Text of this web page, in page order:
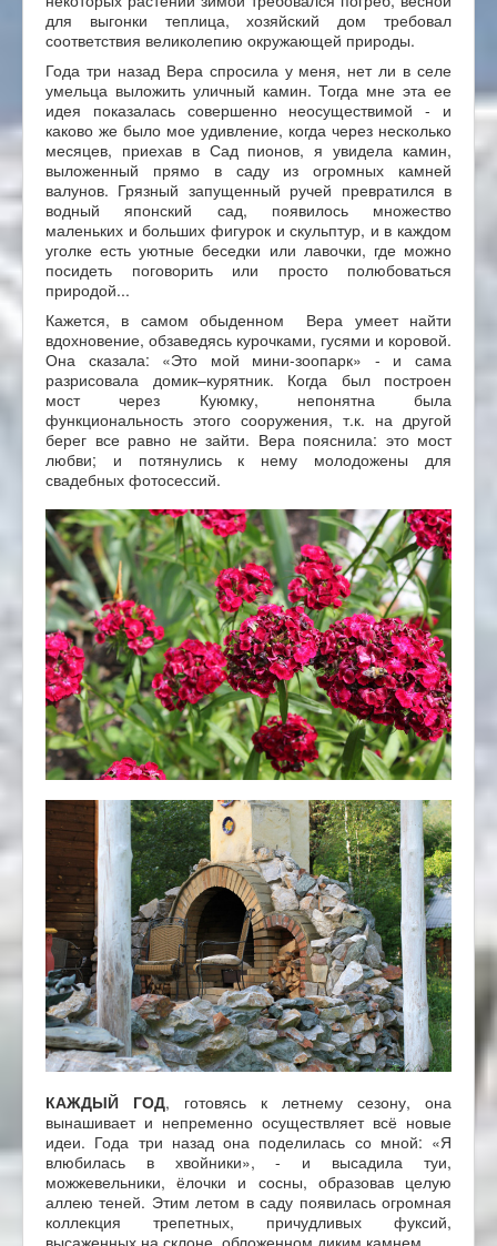
для выгонки теплица, хозяйский дом требовал
соответствия великолепию окружающей природы.
Года три назад Вера спросила у меня, нет ли в селе
умельца выложить уличный камин. Тогда мне эта ее
идея показалась совершенно неосуществимой - и
каково же было мое удивление, когда через несколько
месяцев, приехав в Сад пионов, я увидела камин,
выложенный прямо в саду из огромных камней
валунов. Грязный запущенный ручей превратился в
водный японский сад, появилось множество
маленьких и больших фигурок и скульптур, и в каждом
уголке есть уютные беседки или лавочки, где можно
посидеть поговорить или просто полюбоваться
природой...
Кажется, в самом обыденном Вера умеет найти
вдохновение, обзаведясь курочками, гусями и коровой.
Она сказала: «Это мой мини-зоопарк» - и сама
разрисовала домик–курятник. Когда был построен
мост через Куюмку, непонятна была
функциональность этого сооружения, т.к. на другой
берег все равно не зайти. Вера пояснила: это мост
любви; и потянулись к нему молодожены для
свадебных фотосессий.
КАЖДЫЙ ГОД, готовясь к летнему сезону, она
вынашивает и непременно осуществляет всё новые
идеи. Года три назад она поделилась со мной: «Я
влюбилась в хвойники», - и высадила туи,
можжевельники, ёлочки и сосны, образовав целую
аллею теней. Этим летом в саду появилась огромная
коллекция трепетных, причудливых фуксий,
высаженных на склоне, обложенном диким камнем.